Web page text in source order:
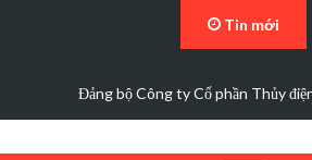
Tin mới
Đảng bộ Công ty Cổ phần Thủy